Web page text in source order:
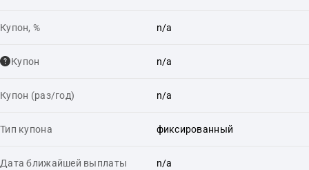
Купон, % n/a
Купон n/a
Купон (раз/год) n/a
Тип купона фиксированный
Дата ближайшей выплаты n/a